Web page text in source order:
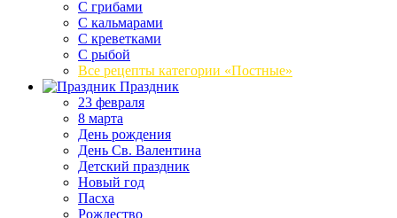
С грибами
С кальмарами
С креветками
С рыбой
Все рецепты категории «Постные»
Праздник
23 февраля
8 марта
День рождения
День Св. Валентина
Детский праздник
Новый год
Пасха
Рождество